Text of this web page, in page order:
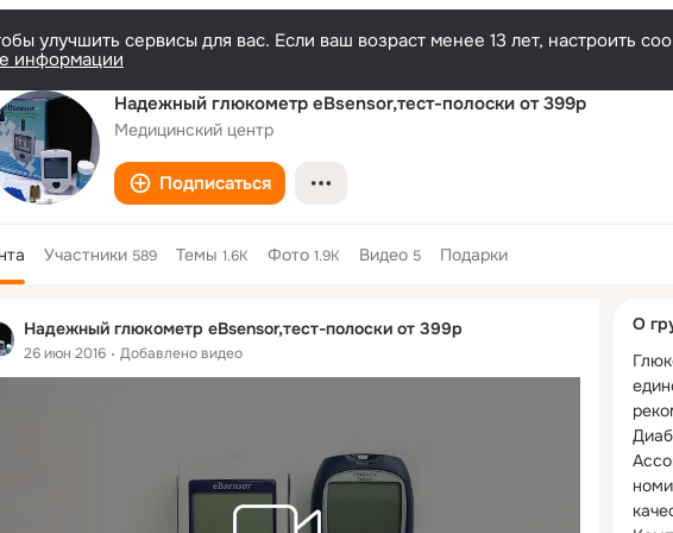
улучшить сервисы для вас. Если ваш возраст менее 13 лет, настроить
информации
Надежный глюкометр eBsensor,тест-полоски от 399р
Медицинский центр
Подписаться
Участники 589 Темы 1.6K Фото 1.9K Видео 5 Подарки
Надежный глюкометр eBsensor,тест-полоски от 399р
26 июн 2016 Добавлено видео
колонка
О